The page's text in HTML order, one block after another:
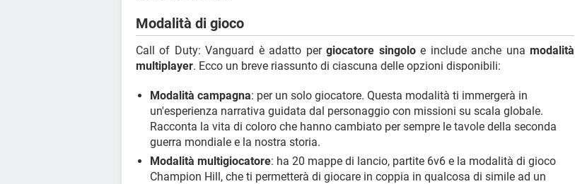
Modalità di gioco
Call of Duty: Vanguard è adatto pergiocatore singoloe include anche unamodalità
multiplayer. Ecco un breve riassunto di ciascuna delle opzioni disponibili:
Modalità campagna: per un solo giocatore. Questa modalità ti immergerà in
un'esperienza narrativa guidata dal personaggio con missioni su scala globale.
Racconta la vita di coloro che hanno cambiato per sempre le tavole della seconda
guerra mondiale e la nostra storia.
Modalità multigiocatore: ha 20 mappe di lancio, partite 6v6 e la modalità di gioco
Champion Hill, che ti permetterà di giocare in coppia in qualcosa di simile ad un